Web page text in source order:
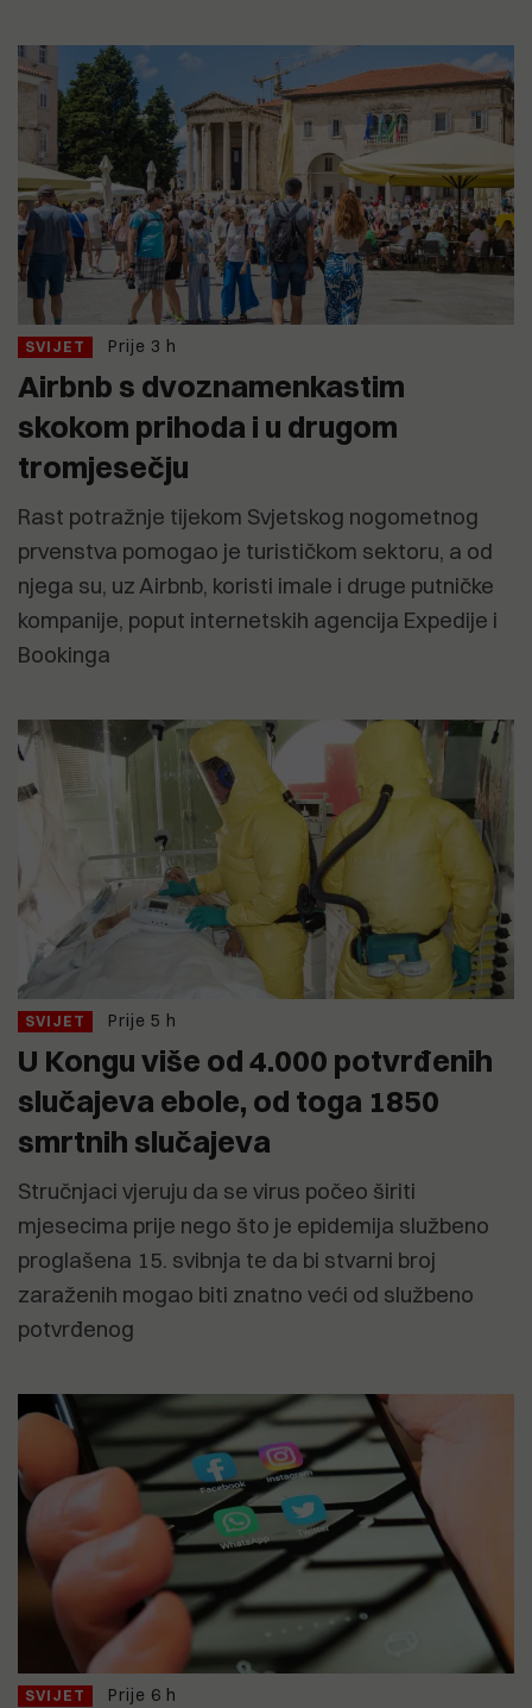
SVIJET Prije 3 h
Airbnb s dvoznamenkastim
skokom prihoda i u drugom
tromjesečju
Rast potražnje tijekom Svjetskog nogometnog
prvenstva pomogao je turističkom sektoru, a od
njega su, uz Airbnb, koristi imale i druge putničke
kompanije, poput internetskih agencija Expedije i
Bookinga
SVIJET Prije 5 h
U Kongu više od 4.000 potvrđenih
slučajeva ebole, od toga 1850
smrtnih slučajeva
Stručnjaci vjeruju da se virus počeo širiti
mjesecima prije nego što je epidemija službeno
proglašena 15. svibnja te da bi stvarni broj
zaraženih mogao biti znatno veći od službeno
potvrđenog
SVIJET Prije 6 h